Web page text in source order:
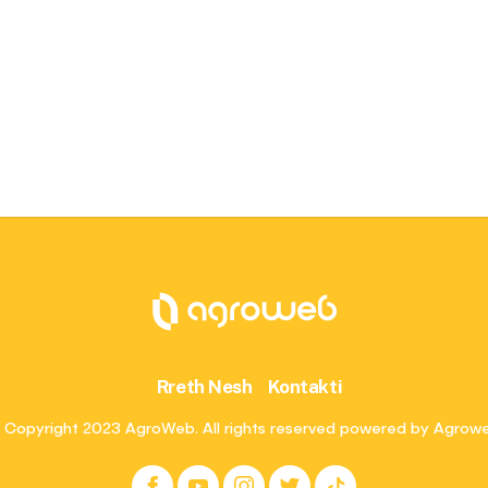
Rreth Nesh Kontakti
2023 AgroWeb. All rights reserved powered by